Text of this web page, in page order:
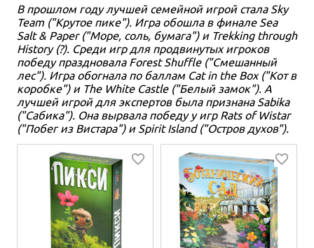
В прошлом году лучшей семейной игрой стала Sky
Team ("Крутое пике"). Игра обошла в финале Sea
Salt & Paper ("Море, соль, бумага") и Trekking through
History (?). Среди игр для продвинутых игроков
победу праздновала Forest Shuffle ("Смешанный
лес"). Игра обогнала по баллам Cat in the Box ("Кот в
коробке") и The White Castle ("Белый замок"). А
лучшей игрой для экспертов была признана Sabika
("Сабика"). Она вырвала победу у игр Rats of Wistar
("Побег из Вистара") и Spirit Island ("Остров духов").